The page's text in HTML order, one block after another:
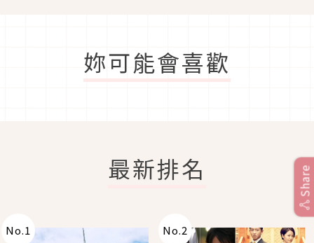
妳可能會喜歡
最新排名
No.1 No.2
Share